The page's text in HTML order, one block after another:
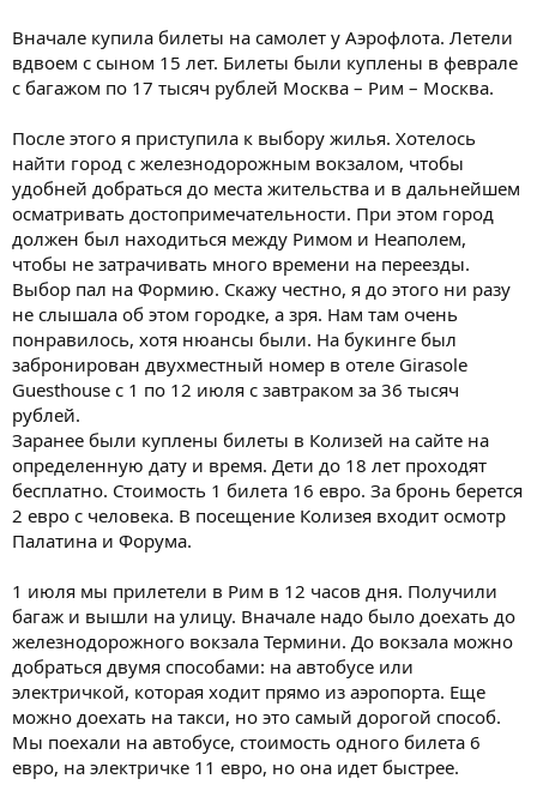
Вначале купила билеты на самолет у Аэрофлота. Летели
вдвоем с сыном 15 лет. Билеты были куплены в феврале
с багажом по 17 тысяч рублей Москва – Рим – Москва.
После этого я приступила к выбору жилья. Хотелось
найти город с железнодорожным вокзалом, чтобы
удобней добраться до места жительства и в дальнейшем
осматривать достопримечательности. При этом город
должен был находиться между Римом и Неаполем,
чтобы не затрачивать много времени на переезды.
Выбор пал на Формию. Скажу честно, я до этого ни разу
не слышала об этом городке, а зря. Нам там очень
понравилось, хотя нюансы были. На букинге был
забронирован двухместный номер в отеле Girasole
Guesthouse с 1 по 12 июля с завтраком за 36 тысяч
рублей.
Заранее были куплены билеты в Колизей на сайте на
определенную дату и время. Дети до 18 лет проходят
бесплатно. Стоимость 1 билета 16 евро. За бронь берется
2 евро с человека. В посещение Колизея входит осмотр
Палатина и Форума.
1 июля мы прилетели в Рим в 12 часов дня. Получили
багаж и вышли на улицу. Вначале надо было доехать до
железнодорожного вокзала Термини. До вокзала можно
добраться двумя способами: на автобусе или
электричкой, которая ходит прямо из аэропорта. Еще
можно доехать на такси, но это самый дорогой способ.
Мы поехали на автобусе, стоимость одного билета 6
евро, на электричке 11 евро, но она идет быстрее.